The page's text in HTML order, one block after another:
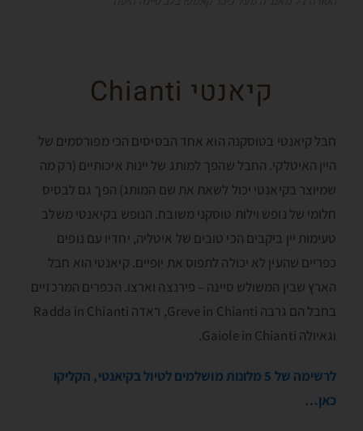
קיאנטי Chianti
חבל קיאנטי בטוסקנה הוא אחד הבסיסים הכי מפורסמים של
היין האיטלקי. החבל שהפך למותג של יינות איכותיים (רק מה
שמיוצר בקיאנטי יכול לשאת את שם המותג) הפך גם לבסיס
חלומי של נופש וילות טוסקני משובח. הנופש בקיאנטי משלב
טעימות יין ביקבים הכי טובים של איטליה, יחדיו עם נופים
כפריים שהעין לא יכולה לתפוס את יופיים. קיאנטי הוא חבל
הארץ שבין המשולש סיינה – פירנצה וארצו. הכפרים המרכזיים
בחבל הם גרבה Greve in Chianti, ראדה Radda in Chianti
וגאיולה Gaiole in Chianti.
לרשימה של 5 מלונות מושלמים לטיול בקיאנטי, הקליקו
כאן…